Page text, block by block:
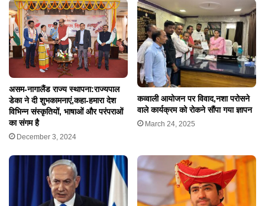
असम-नागालैंड राज्य स्थापना:राज्यपाल
डेका ने दी शुभकामनाएं,कहा-हमारा देश
विभिन्न संस्कृतियों, भाषाओं और परंपराओं
का संगम है
December 3, 2024
कव्वाली आयोजन पर विवाद,नशा परोसने
वाले कार्यक्रम को रोकने सौंपा गया ज्ञापन
March 24, 2025